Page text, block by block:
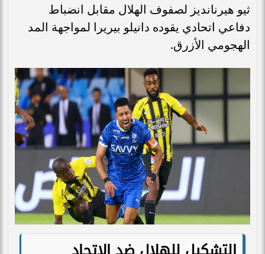
ثيو هيرنانديز لصفوف الهلال مقابل انضباط
دفاعي اتحادي يقوده دانيلو بيريرا لمواجهة المد
الهجومي الأزرق.